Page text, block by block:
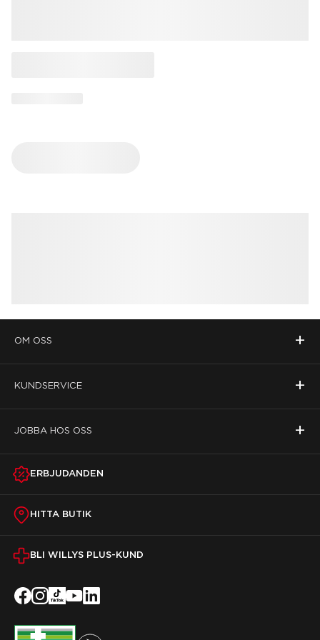
OM OSS +
KUNDSERVICE +
JOBBA HOS OSS +
ERBJUDANDEN
HITTA BUTIK
BLI WILLYS PLUS-KUND